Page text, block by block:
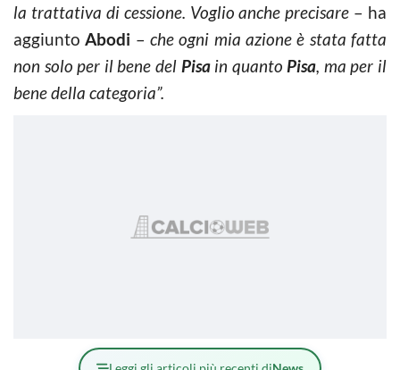
la trattativa di cessione. Voglio anche precisare – ha
aggiuntoAbodi –che ogni mia azione è stata fatta
non solo per il bene del Pisain quanto Pisa, ma per il
bene della categoria”.